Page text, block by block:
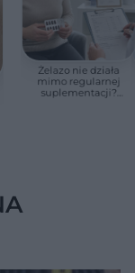
Żelazo nie działa
mimo regularnej
suplementacji?